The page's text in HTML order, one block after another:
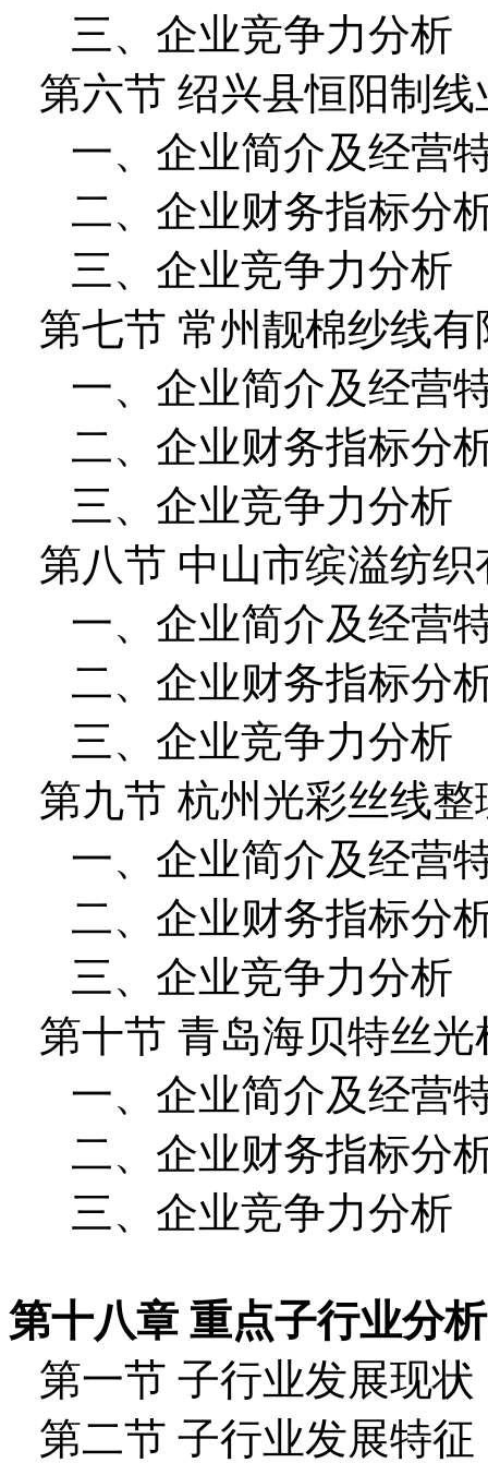
三、企业竞争力分析
第六节 绍兴县恒阳制
一、企业简介及经营
二、企业财务指标分
三、企业竞争力分析
第七节 常州靓棉纱线有
一、企业简介及经营
二、企业财务指标分
三、企业竞争力分析
第八节 中山市缤溢纺
一、企业简介及经营
二、企业财务指标分
三、企业竞争力分析
第九节 杭州光彩丝线
一、企业简介及经营
二、企业财务指标分
三、企业竞争力分析
第十节 青岛海贝特丝
一、企业简介及经营
二、企业财务指标分
三、企业竞争力分析
第十八章 重点子行业分析
第一节 子行业发展现状
第二节 子行业发展特征